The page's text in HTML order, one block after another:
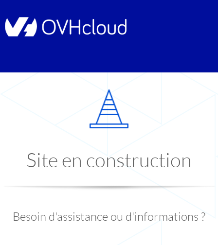
Site en construction
Besoin d'assistance ou d'informations ?